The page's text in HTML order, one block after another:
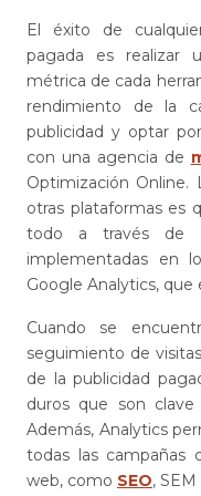
El éxito de
pagada es realizar
métrica de cada
rendimiento de la
publicidad y optar
con una agencia de
Optimización Online.
otras plataformas es
todo a través de
implementadas en
Google Analytics, que
Cuando se
seguimiento de
de la publicidad
duros que son
Además, Analytics
todas las campañas
web, como SEO, SEM